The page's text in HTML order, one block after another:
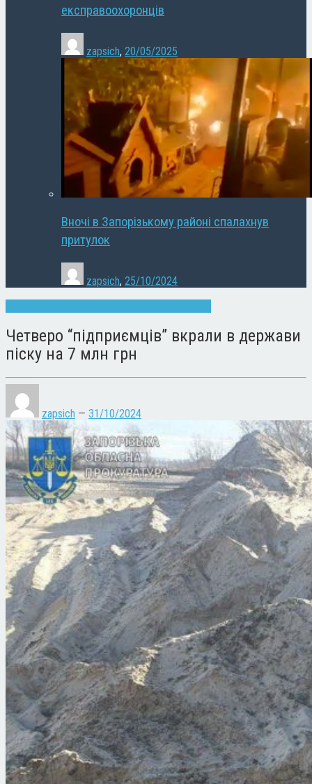
експравоохоронців
zapsich, 20/05/2025
Вночі в Запорізькому районі спалахнув
притулок
zapsich, 25/10/2024
Четверо “підприємців” вкрали в держави
піску на 7 млн грн
zapsich — 31/10/2024